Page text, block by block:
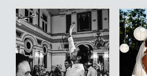
© COPYRIGHT ŁUKASZ